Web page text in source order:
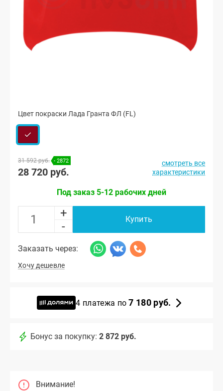
Цвет покраски Лада Гранта ФЛ (FL)
31 592 руб. - 2872
28 720 руб.
смотреть все
характеристики
Под заказ 5-12 рабочих дней
+
-
Купить
Заказать через:
Хочу дешевле
4 платежа по7 180 руб.
Бонус за покупку: 2 872 руб.
Внимание!